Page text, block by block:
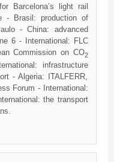
Barcelona’s light rail
- Brasil: production of
- China: advanced
6 - International: FLC
Commission on CO2
infrastructure
- Algeria: ITALFERR,
Forum - International:
the transport